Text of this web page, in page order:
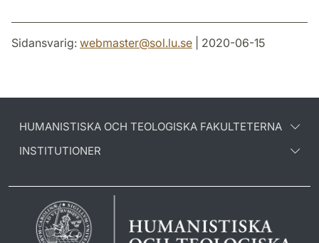
Sidansvarig: webmaster@sol.lu.se | 2020-06-15
HUMANISTISKA OCH TEOLOGISKA FAKULTETERNA
INSTITUTIONER